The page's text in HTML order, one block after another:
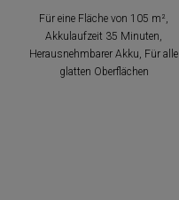
Für eine Fläche von 105 m²,
Akkulaufzeit 35 Minuten,
Herausnehmbarer Akku, Für alle
glatten Oberflächen